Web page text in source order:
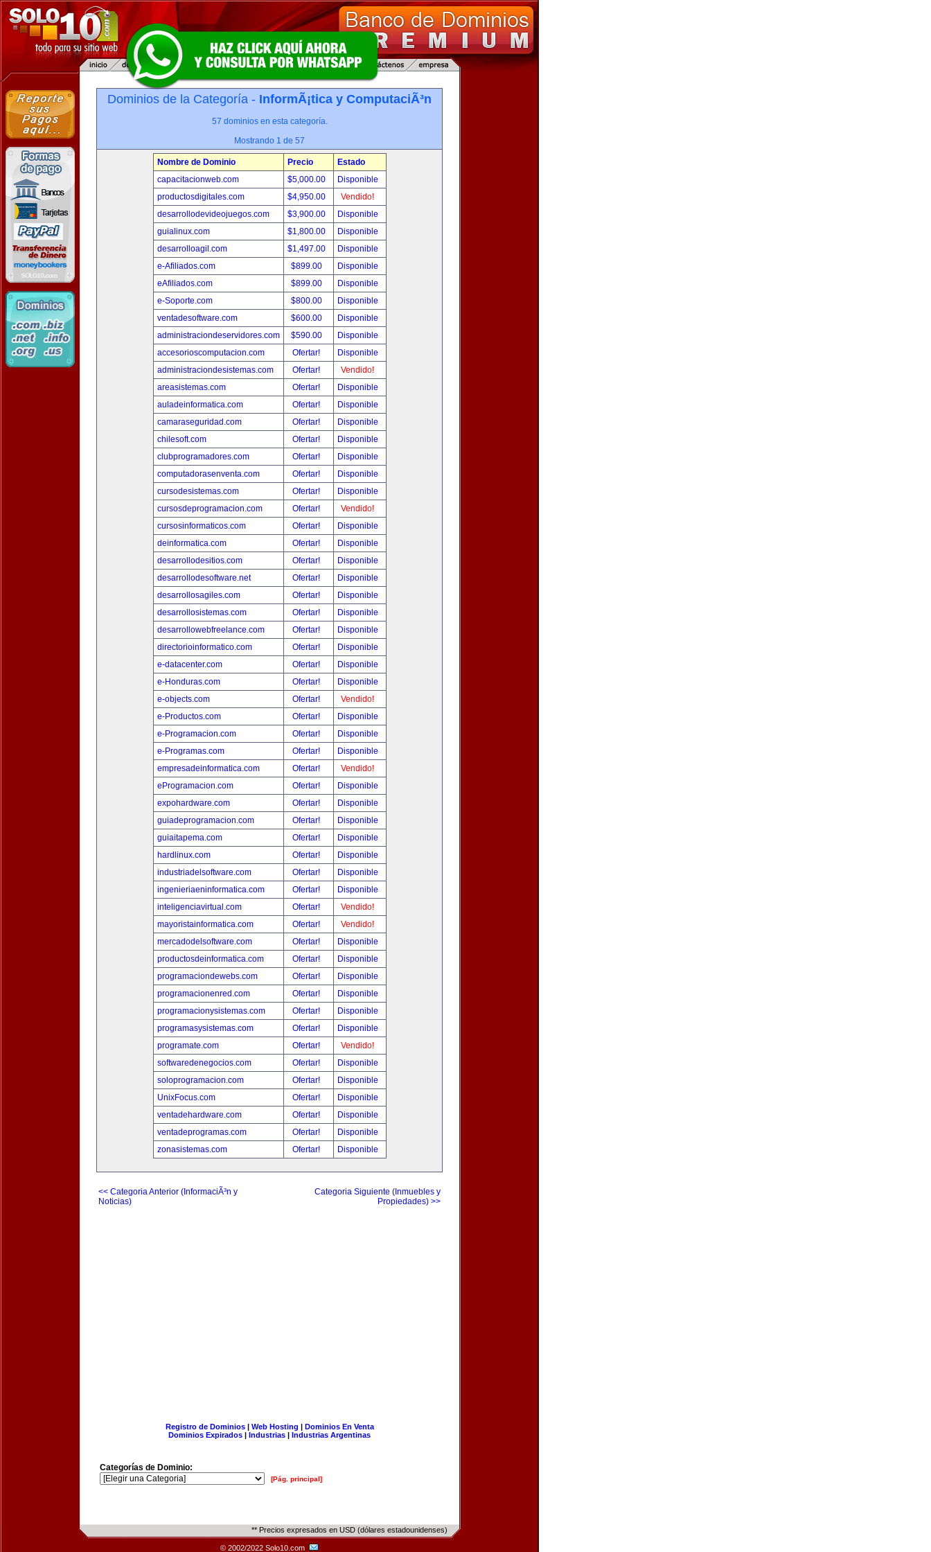
Dominios de la Categoría - InformÃ¡tica y ComputaciÃ³n
57 dominios en esta categoría.
Mostrando 1 de 57
Nombre de Dominio Precio
Estado
capacitacionweb.com
$5,000.00
Disponible
productosdigitales.com
$4,950.00
Vendido!
desarrollodevideojuegos.com
$3,900.00
Disponible
guialinux.com
$1,800.00
Disponible
desarrolloagil.com
$1,497.00
Disponible
e-Afiliados.com
$899.00
Disponible
eAfiliados.com
$899.00
Disponible
e-Soporte.com
$800.00
Disponible
ventadesoftware.com
$600.00
Disponible
administraciondeservidores.com
$590.00
Disponible
accesorioscomputacion.com
Ofertar!
Disponible
administraciondesistemas.com
Ofertar!
Vendido!
areasistemas.com
Ofertar!
Disponible
auladeinformatica.com
Ofertar!
Disponible
camaraseguridad.com
Ofertar!
Disponible
chilesoft.com
Ofertar!
Disponible
clubprogramadores.com
Ofertar!
Disponible
computadorasenventa.com
Ofertar!
Disponible
cursodesistemas.com
Ofertar!
Disponible
cursosdeprogramacion.com
Ofertar!
Vendido!
cursosinformaticos.com
Ofertar!
Disponible
deinformatica.com
Ofertar!
Disponible
desarrollodesitios.com
Ofertar!
Disponible
desarrollodesoftware.net
Ofertar!
Disponible
desarrollosagiles.com
Ofertar!
Disponible
desarrollosistemas.com
Ofertar!
Disponible
desarrollowebfreelance.com
Ofertar!
Disponible
directorioinformatico.com
Ofertar!
Disponible
e-datacenter.com
Ofertar!
Disponible
e-Honduras.com
Ofertar!
Disponible
e-objects.com
Ofertar!
Vendido!
e-Productos.com
Ofertar!
Disponible
e-Programacion.com
Ofertar!
Disponible
e-Programas.com
Ofertar!
Disponible
empresadeinformatica.com
Ofertar!
Vendido!
eProgramacion.com
Ofertar!
Disponible
expohardware.com
Ofertar!
Disponible
guiadeprogramacion.com
Ofertar!
Disponible
guiaitapema.com
Ofertar!
Disponible
hardlinux.com
Ofertar!
Disponible
industriadelsoftware.com
Ofertar!
Disponible
ingenieriaeninformatica.com
Ofertar!
Disponible
inteligenciavirtual.com
Ofertar!
Vendido!
mayoristainformatica.com
Ofertar!
Vendido!
mercadodelsoftware.com
Ofertar!
Disponible
productosdeinformatica.com
Ofertar!
Disponible
programaciondewebs.com
Ofertar!
Disponible
programacionenred.com
Ofertar!
Disponible
programacionysistemas.com
Ofertar!
Disponible
programasysistemas.com
Ofertar!
Disponible
programate.com
Ofertar!
Vendido!
softwaredenegocios.com
Ofertar!
Disponible
soloprogramacion.com
Ofertar!
Disponible
UnixFocus.com
Ofertar!
Disponible
ventadehardware.com
Ofertar!
Disponible
ventadeprogramas.com
Ofertar!
Disponible
zonasistemas.com
Ofertar! Disponible
<< Categoria Anterior (InformaciÃ³n y
Noticias)
Categoria Siguiente (Inmuebles y
Propiedades) >>
Registro de Dominios| Web Hosting | Dominios En Venta
Dominios Expirados | Industrias | Industrias Argentinas
Categorías de Dominio:
[Pág. principal]
** Precios expresados en USD (dólares estadounidenses)
© 2002/2022 Solo10.com